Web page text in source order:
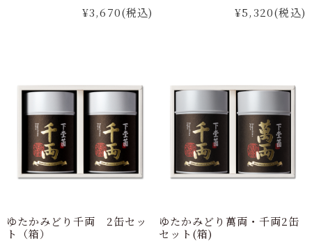
¥3,670(税込)
¥5,320(税込)
ゆたかみどり千両 2缶セッ
ト（箱）
ゆたかみどり萬両・千両2缶
セット(箱)